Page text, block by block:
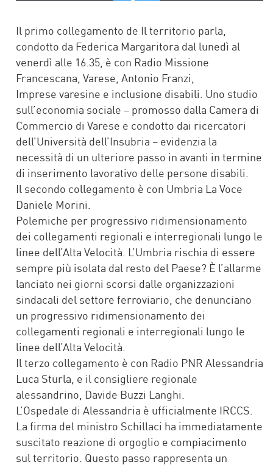
Il primo collegamento de Il territorio parla,
condotto da Federica Margaritora dal lunedì al
venerdì alle 16.35, è con Radio Missione
Francescana, Varese, Antonio Franzi,
Imprese varesine e inclusione disabili. Uno studio
sull’economia sociale – promosso dalla Camera di
Commercio di Varese e condotto dai ricercatori
dell’Università dell’Insubria – evidenzia la
necessità di un ulteriore passo in avanti in termine
di inserimento lavorativo delle persone disabili.
Il secondo collegamento è con Umbria La Voce
Daniele Morini.
Polemiche per progressivo ridimensionamento
dei collegamenti regionali e interregionali lungo le
linee dell’Alta Velocità. L’Umbria rischia di essere
sempre più isolata dal resto del Paese? È l’allarme
lanciato nei giorni scorsi dalle organizzazioni
sindacali del settore ferroviario, che denunciano
un progressivo ridimensionamento dei
collegamenti regionali e interregionali lungo le
linee dell’Alta Velocità.
Il terzo collegamento è con Radio PNR Alessandria
Luca Sturla, e il consigliere regionale
alessandrino, Davide Buzzi Langhi.
L’Ospedale di Alessandria è ufficialmente IRCCS.
La firma del ministro Schillaci ha immediatamente
suscitato reazione di orgoglio e compiacimento
sul territorio. Questo passo rappresenta un